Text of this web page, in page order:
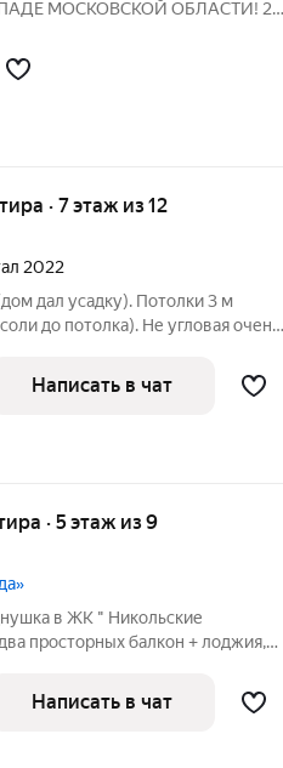
МОСКОВСКОЙ ОБЛАСТИ! 2
СТРОИТСЯ) ОДИН
УРОВЕНЬ БЕЗОПАСНОСТИ В
· 7 этаж из 12
2022
дал усадку). Потолки 3 м
и живи». ЖК «Серебрица»
Написать в чат
· 5 этаж из 9
в ЖК " Никольские
просторных балкон + лоджия,5
ЖК лес и экотропа,будет
Написать в чат